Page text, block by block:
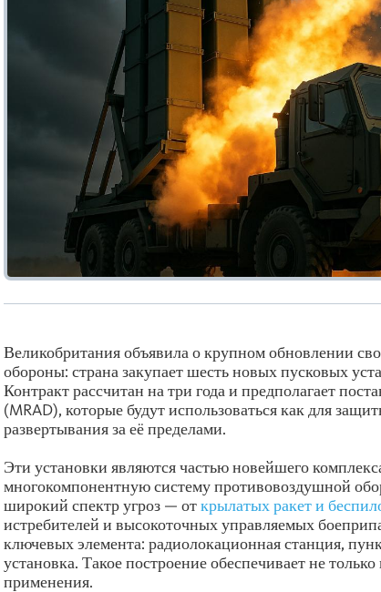
Великобритания объявила о крупном обновлении
обороны: страна закупает шесть новых пусковых
Контракт рассчитан на три года и предполагает
(MRAD), которые будут использоваться как для
развертывания за её пределами.
Эти установки являются частью новейшего
многокомпонентную систему противовоздушной
широкий спектр угроз — открылатых ракет и
истребителей и высокоточных управляемых
ключевых элемента: радиолокационная станция,
установка. Такое построение обеспечивает не
применения.